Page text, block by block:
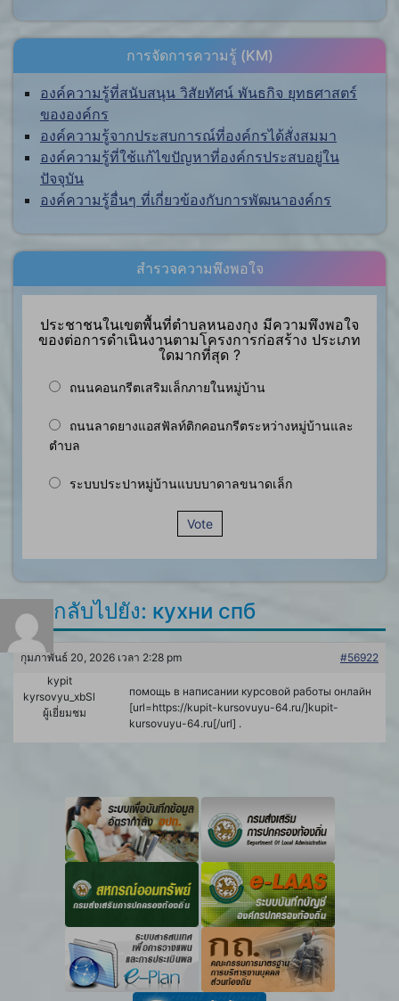
การจัดการความรู้ (KM)
องค์ความรู้ที่สนับสนุน วิสัยทัศน์ พันธกิจ ยุทธศาสตร์
ขององค์กร
องค์ความรู้จากประสบการณ์ที่องค์กรได้สั่งสมมา
องค์ความรู้ที่ใช้แก้ไขปัญหาที่องค์กรประสบอยู่ใน
ปัจจุบัน
องค์ความรู้อื่นๆ ที่เกี่ยวข้องกับการพัฒนาองค์กร
สำรวจความพึงพอใจ
ประชาชนในเขตพื้นที่ตำบลหนองกุง มีความพึงพอใจ
ของต่อการดำเนินงานตามโครงการก่อสร้าง ประเภท
ใดมากที่สุด ?
ถนนคอนกรีตเสริมเล็กภายในหมู่บ้าน
ถนนลาดยางแอสฟัลท์ติกคอนกรีตระหว่างหมู่บ้านและ
ตำบล
ระบบประปาหมู่บ้านแบบบาดาลขนาดเล็ก
Vote
ตอบกลับไปยัง: кухни спб
กุมภาพันธ์ 20, 2026 เวลา 2:28 pm
#56922
kypit
kyrsovyu_xbSl
ผู้เยี่ยมชม
помощь в написании курсовой работы онлайн
[url=https://kupit-kursovuyu-64.ru/]kupit-
kursovuyu-64.ru[/url] .